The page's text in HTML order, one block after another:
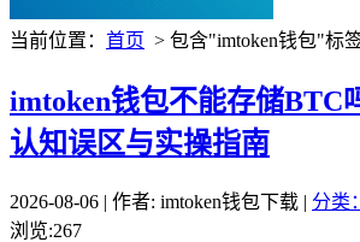
当前位置： 首页 > 包含"imtoken钱包"标
imtoken钱包不能存储BTC
认知误区与实操指南
2026-08-06 | 作者: imtoken钱包下载 | 分类
浏览:267